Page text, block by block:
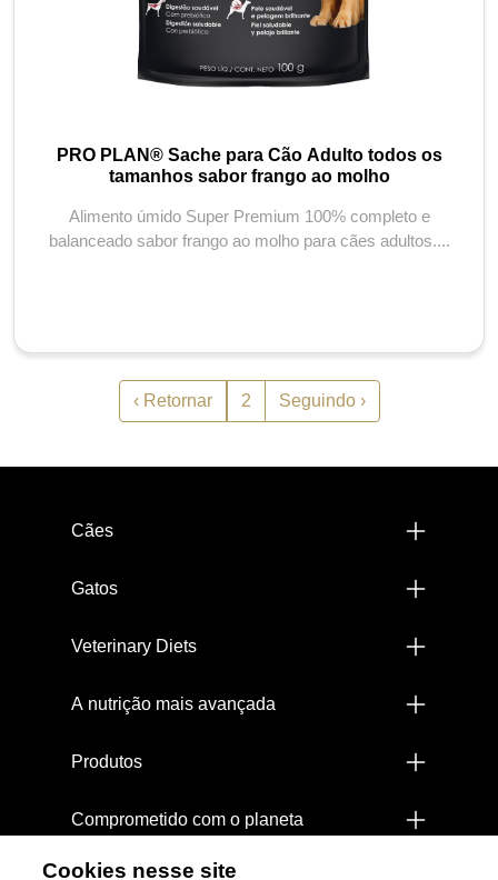
PRO PLAN® Sache para Cão Adulto todos os
tamanhos sabor frango ao molho
Alimento úmido Super Premium 100% completo e
balanceado sabor frango ao molho para cães adultos....
PaginaçãoPágina anterior
‹ Retornar 2 Próxima página
Seguindo ›
Cães
Gatos
Veterinary Diets
A nutrição mais avançada
Produtos
Comprometido com o planeta
Cookies nesse site